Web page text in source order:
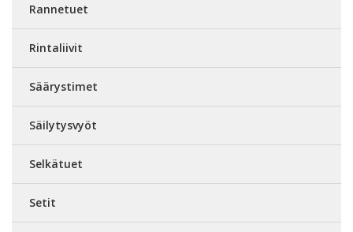
Rannetuet
Rintaliivit
Säärystimet
Säilytysvyöt
Selkätuet
Setit